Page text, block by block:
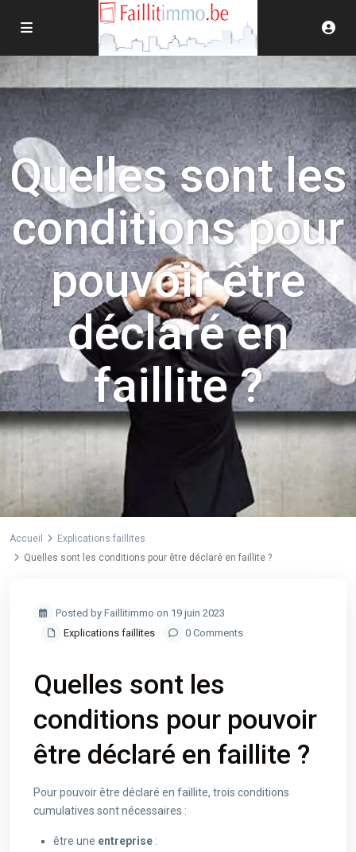
Quelles sont les
conditions pour
pouvoir être
déclaré en
faillite ?
Accueil
Explications faillites
Quelles sont les conditions pour être déclaré en faillite ?
Posted by Faillitimmo on 19 juin 2023
Explications faillites
0 Comments
Quelles sont les
conditions pour pouvoir
être déclaré en faillite ?
Pour pouvoir être déclaré en faillite, trois conditions
cumulatives sont nécessaires :
être une entreprise :